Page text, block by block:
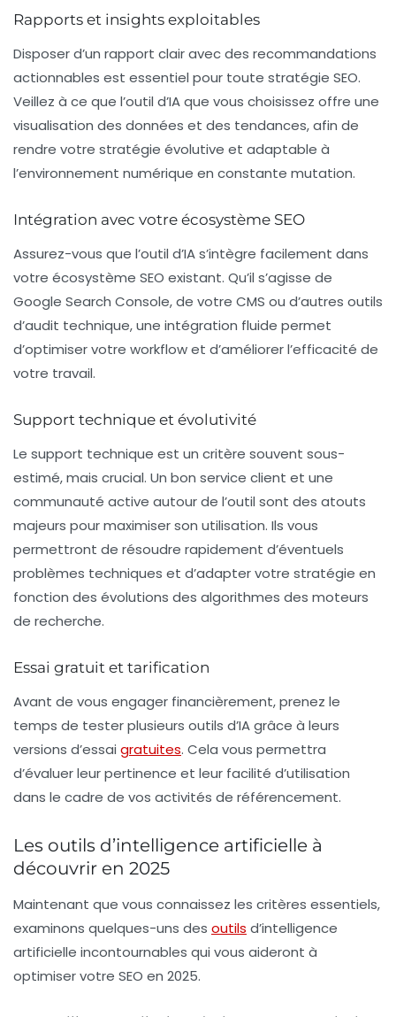
Rapports et insights exploitables
Disposer d’un rapport clair avec des recommandations
actionnables est essentiel pour toute stratégie SEO.
Veillez à ce que l’outil d’IA que vous choisissez offre une
visualisation des données et des tendances, afin de
rendre votre stratégie évolutive et adaptable à
l’environnement numérique en constante mutation.
Intégration avec votre écosystème SEO
Assurez-vous que l’outil d’IA s’intègre facilement dans
votre écosystème SEO existant. Qu’il s’agisse de
Google Search Console, de votre CMS ou d’autres outils
d’audit technique, une intégration fluide permet
d’optimiser votre workflow et d’améliorer l’efficacité de
votre travail.
Support technique et évolutivité
Le support technique est un critère souvent sous-
estimé, mais crucial. Un bon service client et une
communauté active autour de l’outil sont des atouts
majeurs pour maximiser son utilisation. Ils vous
permettront de résoudre rapidement d’éventuels
problèmes techniques et d’adapter votre stratégie en
fonction des évolutions des algorithmes des moteurs
de recherche.
Essai gratuit et tarification
Avant de vous engager financièrement, prenez le
temps de tester plusieurs outils d’IA grâce à leurs
versions d’essai gratuites. Cela vous permettra
d’évaluer leur pertinence et leur facilité d’utilisation
dans le cadre de vos activités de référencement.
Les outils d’intelligence artificielle à
découvrir en 2025
Maintenant que vous connaissez les critères essentiels,
examinons quelques-uns des outils d’intelligence
artificielle incontournables qui vous aideront à
optimiser votre SEO en 2025.